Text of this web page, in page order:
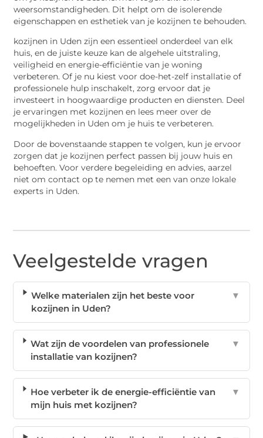
weersomstandigheden. Dit helpt om de isolerende
eigenschappen en esthetiek van je kozijnen te behouden.
kozijnen in Uden zijn een essentieel onderdeel van elk
huis, en de juiste keuze kan de algehele uitstraling,
veiligheid en energie-efficiëntie van je woning
verbeteren. Of je nu kiest voor doe-het-zelf installatie of
professionele hulp inschakelt, zorg ervoor dat je
investeert in hoogwaardige producten en diensten. Deel
je ervaringen met kozijnen en lees meer over de
mogelijkheden in Uden om je huis te verbeteren.
Door de bovenstaande stappen te volgen, kun je ervoor
zorgen dat je kozijnen perfect passen bij jouw huis en
behoeften. Voor verdere begeleiding en advies, aarzel
niet om contact op te nemen met een van onze lokale
experts in Uden.
Veelgestelde vragen
Welke materialen zijn het beste voor
kozijnen in Uden?
▼
Wat zijn de voordelen van professionele
installatie van kozijnen?
▼
Hoe verbeter ik de energie-efficiëntie van
mijn huis met kozijnen?
▼